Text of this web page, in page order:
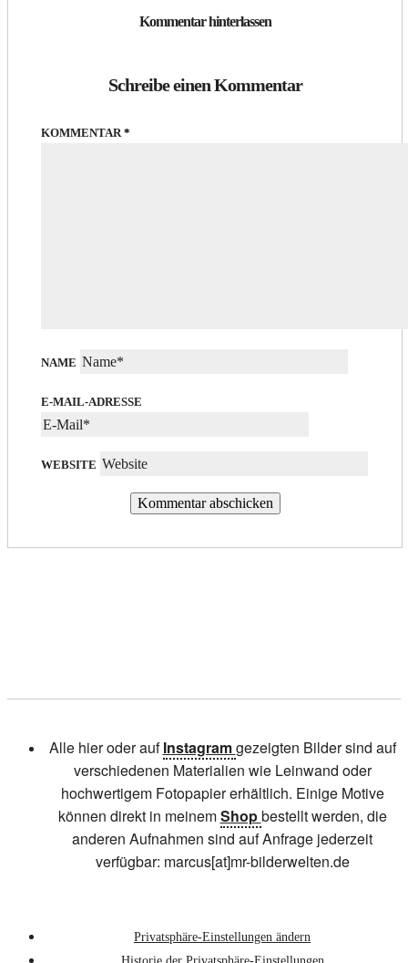
Kommentar hinterlassen
Schreibe einen Kommentar
KOMMENTAR*
NAME
E-MAIL-ADRESSE
WEBSITE
Alle hier oder aufInstagramgezeigten Bilder sind auf
verschiedenen Materialien wie Leinwand oder
hochwertigem Fotopapier erhältlich. Einige Motive
können direkt in meinemShopbestellt werden, die
anderen Aufnahmen sind auf Anfrage jederzeit
verfügbar: marcus[at]mr-bilderwelten.de
Privatsphäre-Einstellungen ändern